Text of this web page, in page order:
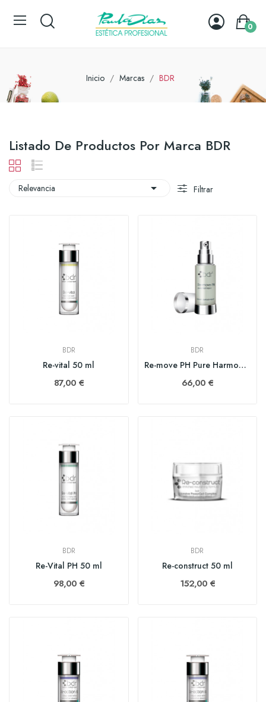
0
Inicio Marcas BDR
Listado De Productos Por Marca BDR
Relevancia  Filtrar
BDR
Re-vital 50 ml
87,00 €
BDR
Re-move PH Pure Harmony 100 ml
66,00 €
BDR
Re-Vital PH 50 ml
98,00 €
BDR
Re-construct 50 ml
152,00 €